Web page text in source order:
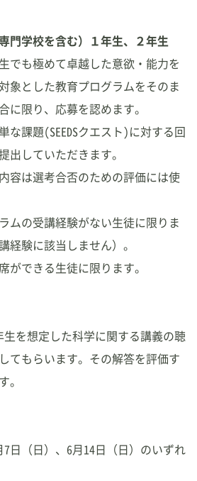
ENTRY
AGORA
門学校を含む）１年生、２年生
でも極めて卓越した意欲・能力を
象とした教育プログラムをそのま
に限り、応募を認めます。
な課題(SEEDSクエスト)に対する回
出していただきます。
容は選考合否のための評価には使
ムの受講経験がない生徒に限りま
経験に該当しません）。
できる生徒に限ります。
生を想定した科学に関する講義の聴
てもらいます。その解答を評価す
。
7日（日）、6月14日（日）のいずれ